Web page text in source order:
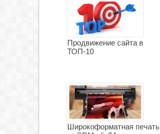
Продвижение сайта в
ТОП-10
Широкоформатная печать